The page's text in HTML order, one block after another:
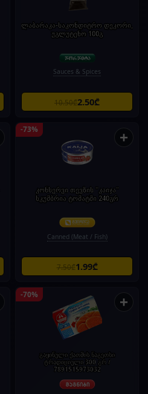
ლაბარაკა-საკონდიტრო დეკორი,
უგლუტენო 100გ
Sauces & Spices
10.50₾2.50₾
-73% +
კონსერვი თევზის "კაიჯა"
სკუმბრია ტომატში 240გრ
Canned (Meat / Fish)
7.50₾1.99₾
-70% +
გაყინული ქათმის ნაგეთსი
ტრადიციული 300 გრ /
7891515973032